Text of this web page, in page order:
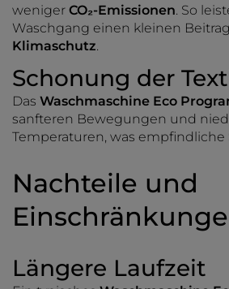
weniger CO₂-Emissionen. So
Waschgang einen kleinen
Klimaschutz.
Schonung der
Das Waschmaschine Eco
sanfteren Bewegungen und
Temperaturen, was empfindliche
Nachteile und
Längere Laufzeit